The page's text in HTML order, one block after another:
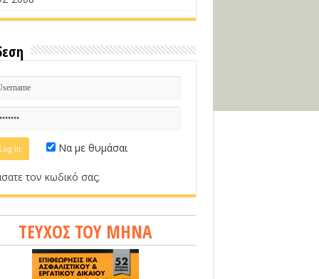
Να με θυμάσαι
τον κωδικό σας;
ΤΕΥΧΟΣ ΤΟΥ ΜΗΝΑ